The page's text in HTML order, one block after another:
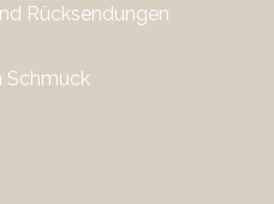
Rücksendungen
Schmuck